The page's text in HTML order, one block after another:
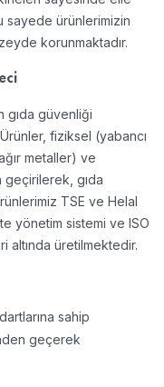
sayede ürünlerimizin
korunmaktadır.
gıda güvenliği
fiziksel (yabancı
metaller) ve
gıda
TSE ve Helal
yönetim sistemi ve ISO
altında üretilmektedir.
sahip
geçerek